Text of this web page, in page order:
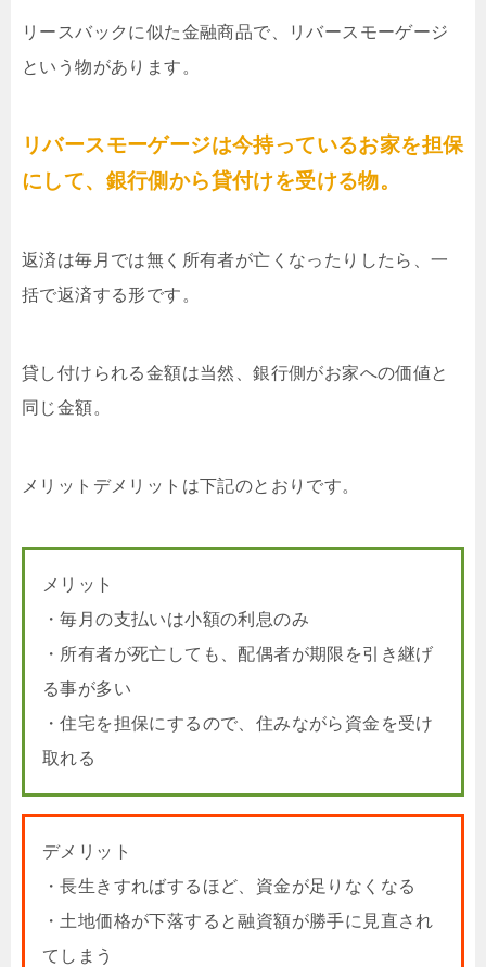
リースバックに似た金融商品で、リバースモーゲージ
という物があります。
リバースモーゲージは今持っているお家を担保
にして、銀行側から貸付けを受ける物。
返済は毎月では無く所有者が亡くなったりしたら、一
括で返済する形です。
貸し付けられる金額は当然、銀行側がお家への価値と
同じ金額。
メリットデメリットは下記のとおりです。
メリット
・毎月の支払いは小額の利息のみ
・所有者が死亡しても、配偶者が期限を引き継げ
る事が多い
・住宅を担保にするので、住みながら資金を受け
取れる
デメリット
・長生きすればするほど、資金が足りなくなる
・土地価格が下落すると融資額が勝手に見直され
てしまう